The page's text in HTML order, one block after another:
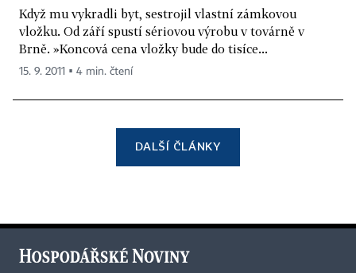
Když mu vykradli byt, sestrojil vlastní zámkovou
vložku. Od září spustí sériovou výrobu v továrně v
Brně. »Koncová cena vložky bude do tisíce...
15. 9. 2011 ▪ 4 min. čtení
DALŠÍ ČLÁNKY